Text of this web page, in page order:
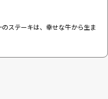
ステーキは、幸せな牛から生ま